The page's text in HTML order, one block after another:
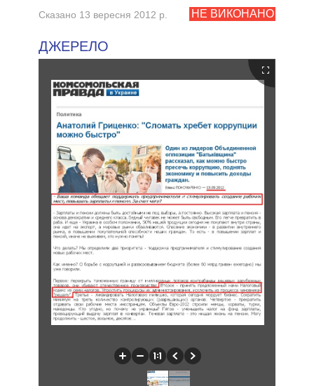
НЕ ВИКОНАНО
Сказано 13 вересня 2012 р.
ДЖЕРЕЛО